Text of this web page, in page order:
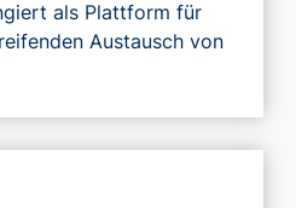
als Plattform für
Austausch von